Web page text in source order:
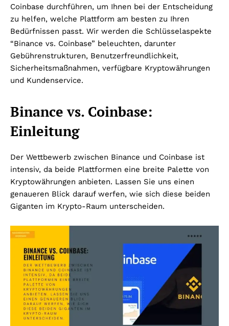
Coinbase durchführen, um Ihnen bei der Entscheidung
zu helfen, welche Plattform am besten zu Ihren
Bedürfnissen passt. Wir werden die Schlüsselaspekte
“Binance vs. Coinbase” beleuchten, darunter
Gebührenstrukturen, Benutzerfreundlichkeit,
Sicherheitsmaßnahmen, verfügbare Kryptowährungen
und Kundenservice.
Binance vs. Coinbase:
Einleitung
Der Wettbewerb zwischen Binance und Coinbase ist
intensiv, da beide Plattformen eine breite Palette von
Kryptowährungen anbieten. Lassen Sie uns einen
genaueren Blick darauf werfen, wie sich diese beiden
Giganten im Krypto-Raum unterscheiden.